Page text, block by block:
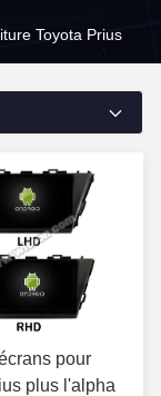
Toyota Prius
pour
plus l'alpha